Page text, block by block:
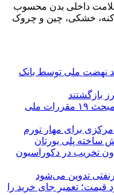
داخلی بدن محسوب
خشکی، چین و چروک
از ۳۹۶ هزار واحد نهضت ملی توسط بانک
تمدید اجرای همزمان دو ویرایش مبحث ۱۹ مقررات ملی
مرکزی برای مهار تورم
ساخته پلی یورتان
تخریب در دکوراسیون
تدوین می‌شود
تعمیر جای خرید را